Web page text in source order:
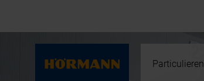
Particulieren